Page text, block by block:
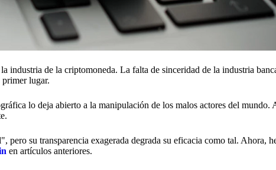
industria de la criptomoneda. La falta de sinceridad de la industria
lugar.
lo deja abierto a la manipulación de los malos actores del mundo.
su transparencia exagerada degrada su eficacia como tal. Ahora,
en artículos anteriores.